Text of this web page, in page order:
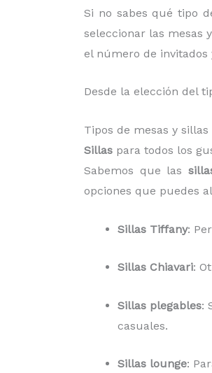
Si no sabes qué tipo
seleccionar las mesas
el número de invitados
Desde la elección del
Tipos de mesas y
Sillas para todos los
Sabemos que las
opciones que puedes
Sillas Tiffany:
Sillas Chiavari:
Sillas plegables:
casuales.
Sillas lounge: